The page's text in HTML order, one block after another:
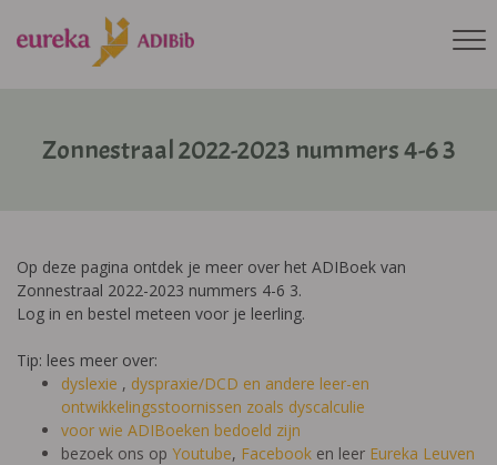
Zonnestraal 2022-2023 nummers 4-6 3
Op deze pagina ontdek je meer over het ADIBoek van
Zonnestraal 2022-2023 nummers 4-6 3.
Log in en bestel meteen voor je leerling.
Tip: lees meer over:
dyslexie , dyspraxie/DCD en andere leer-en
ontwikkelingsstoornissen zoals dyscalculie
voor wie ADIBoeken bedoeld zijn
bezoek ons op Youtube, Facebook en leer Eureka Leuven